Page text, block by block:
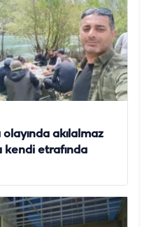
akılalmaz
etrafında